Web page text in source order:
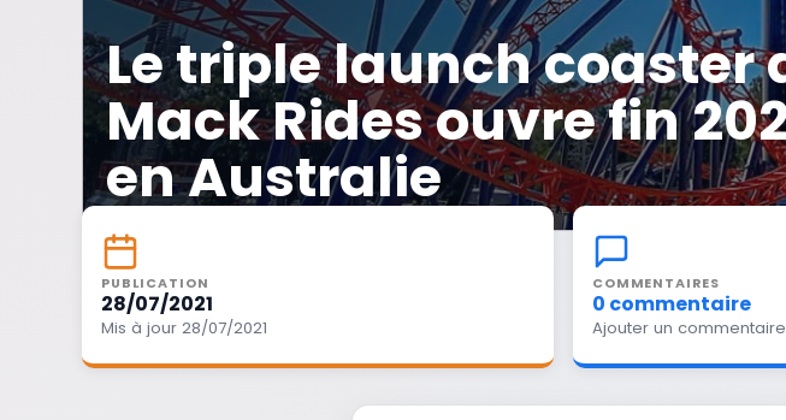
Le triple launch coaster
Mack Rides ouvre fin
en Australie
PUBLICATION
28/07/2021
Mis à jour 28/07/2021
COMMENTAIRES
0 commentaire
Ajouter un commentaire